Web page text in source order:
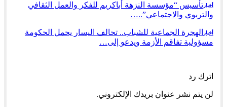
أخبار تأسيس “مؤسسة النزهة أباكريم للفكر والعمل الثقافي
والتربوي والاجتماعي”..…
أخبار
الهجرة الجماعية للشباب.. تحالف اليسار يحمل الحكومة
مسؤولية تفاقم الأزمة ويدعو إلى…
اترك رد
لن يتم نشر عنوان بريدك الإلكتروني.